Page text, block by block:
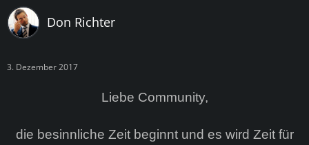
Don Richter
3. Dezember 2017
Liebe Community,
die besinnliche Zeit beginnt und es wird Zeit für